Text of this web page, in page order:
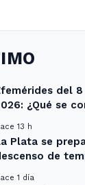
del
¿Qué se
13 h
Plata se
de
1 día